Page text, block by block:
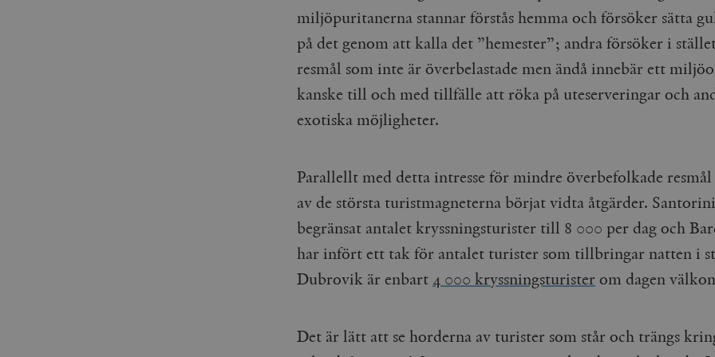
miljöpuritanerna stannar förstås hemma och försöker sätta
på det genom att kalla det ”hemester”; andra försöker i
resmål som inte är överbelastade men ändå innebär ett
kanske till och med tillfälle att röka på uteserveringar och
exotiska möjligheter.
Parallellt med detta intresse för mindre överbefolkade
av de största turistmagneterna börjat vidta åtgärder.
begränsat antalet kryssningsturister till 8 000 per dag och
har infört ett tak för antalet turister som tillbringar natten i
Dubrovik är enbart 4 000 kryssningsturister om dagen
Det är lätt att se horderna av turister som står och trängs
.timbro.se
1 dag
Denna cookie ställs in av Google Analytics. Den
unikt värde för varje besökt sida och används för
sekunder
mönsterelementet i namnet innehåller det unika
kontot eller webbplatsen det hänför sig till. Det
som används för att begränsa mängden data
webbplatser med hög trafikvolym.
_ga_YBG49SLCTY .timbro.se
_hjIncludedInSessionSample_675006 .timbro.se
2
minuter
mailchimp_landing_site
timbro.se
Cloudflare
.podbean.com
30
Denna cookie används för att skilja mellan människor och
Meta
.timbro.se
3
Används av Facebook för att leverera en serie
från tredjepartsannonsörer